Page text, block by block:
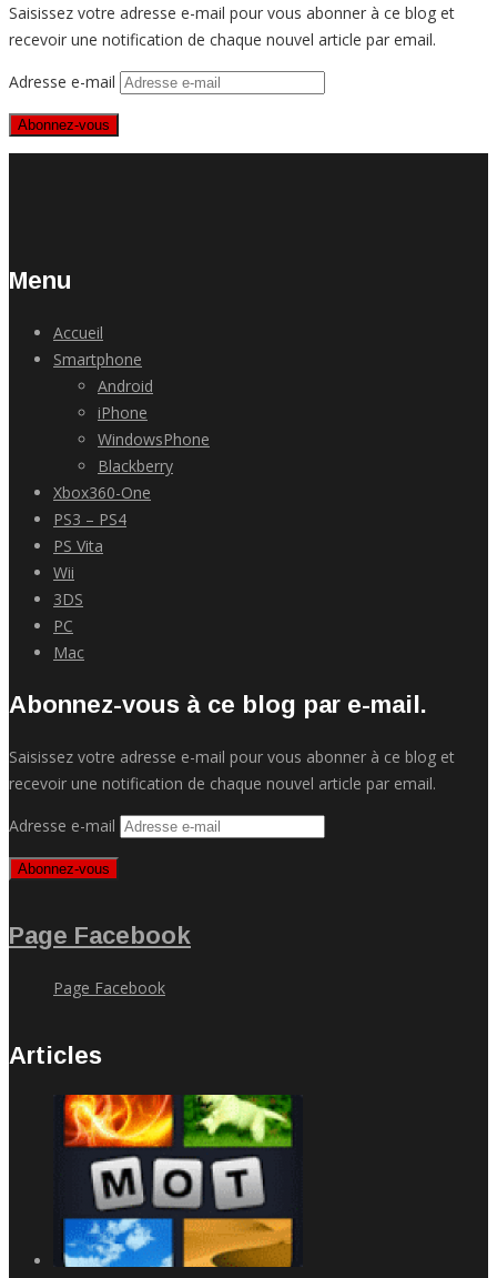
Saisissez votre adresse e-mail pour vous abonner à ce blog et
recevoir une notification de chaque nouvel article par email.
Adresse e-mail
Abonnez-vous
Menu
Accueil
Smartphone
Android
iPhone
WindowsPhone
Blackberry
Xbox360-One
PS3 – PS4
PS Vita
Wii
3DS
PC
Mac
Abonnez-vous à ce blog par e-mail.
Saisissez votre adresse e-mail pour vous abonner à ce blog et
recevoir une notification de chaque nouvel article par email.
Adresse e-mail
Abonnez-vous
Page Facebook
Page Facebook
Articles